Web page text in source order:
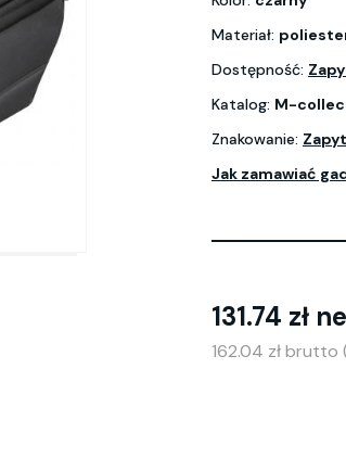
Materiał:
Dostępność:
Katalog: M-
Znakowanie:
Jak zamawiać
131.74 zł
162.04 zł brutto